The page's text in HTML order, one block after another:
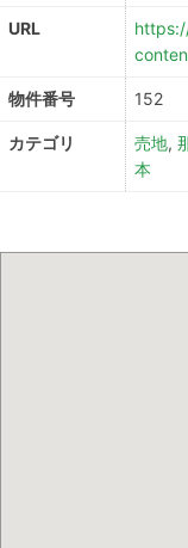
URL
物件番号 152
カテゴリ 売地,
本